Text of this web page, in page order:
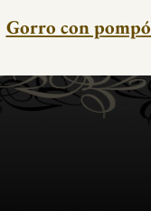
Gorro con